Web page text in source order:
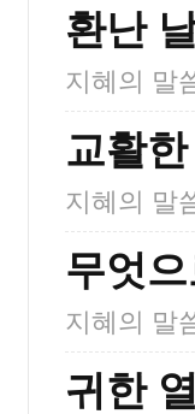
환난
지혜의 말
교활
지혜의 말
무엇
지혜의 말
귀한